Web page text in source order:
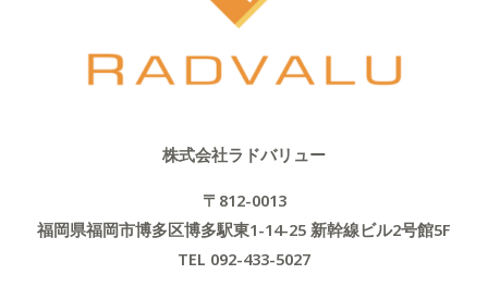
株式会社ラドバリュー
〒812-0013
福岡県福岡市博多区博多駅東1-14-25 新幹線ビル2号館5F
TEL 092-433-5027